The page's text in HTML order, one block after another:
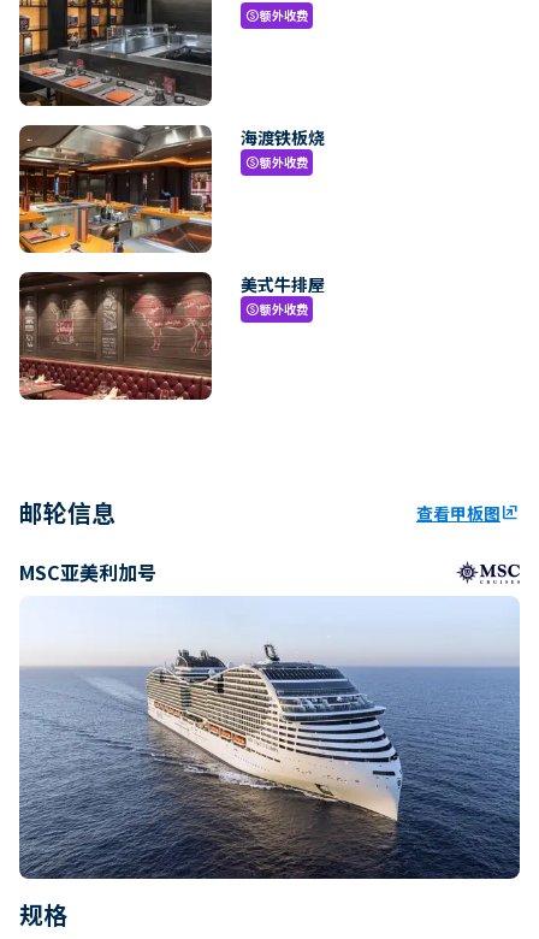
paid额外收费
海渡铁板烧
paid额外收费
美式牛排屋
paid额外收费
邮轮信息 查看甲板图ungroup
MSC亚美利加号
规格